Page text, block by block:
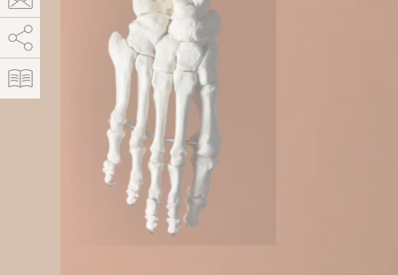
AddThis est désactivé. Autoriser